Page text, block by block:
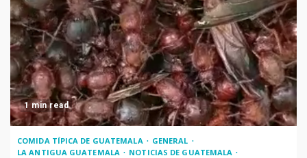
Recetas del fiambre
guatemalteco
Adiós Cédula de Vecindad
1 min read
COMIDA TÍPICA DE GUATEMALA
GENERAL
LA ANTIGUA GUATEMALA
NOTICIAS DE GUATEMALA